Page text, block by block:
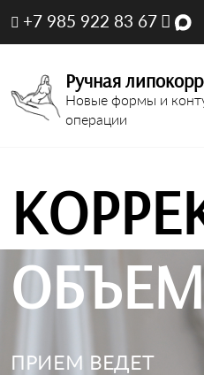
+7 985 922 83 67
Ручная
Новые формы и
операции
ПРИЕМ ВЕДЕТ